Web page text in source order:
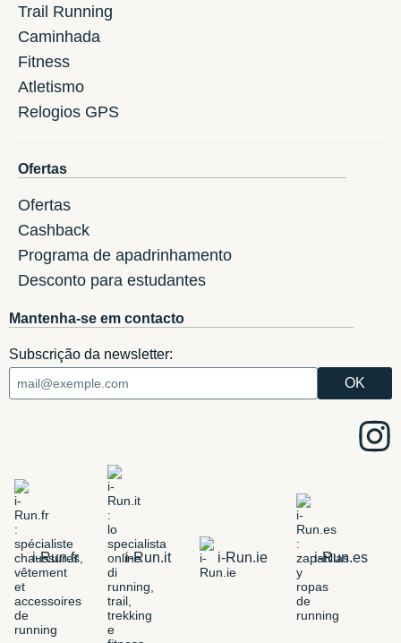
Trail Running
Caminhada
Fitness
Atletismo
Relogios GPS
Ofertas
Ofertas
Cashback
Programa de apadrinhamento
Desconto para estudantes
Mantenha-se em contacto
Subscrição da newsletter:
i-Run.fr i-Run.it i-Run.ie i-Run.es